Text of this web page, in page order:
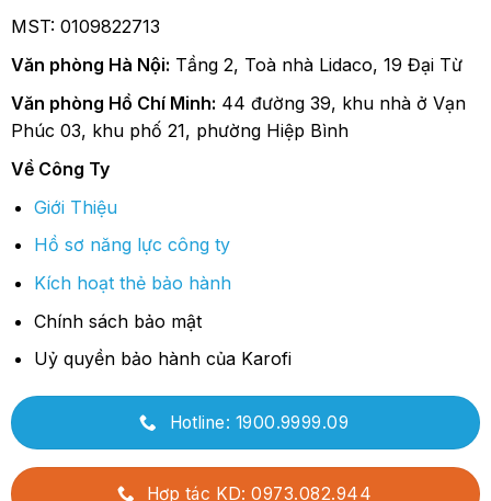
MST: 0109822713
Văn phòng Hà Nội: Tầng 2, Toà nhà Lidaco, 19 Đại Từ
Văn phòng Hồ Chí Minh: 44 đường 39, khu nhà ở Vạn
Phúc 03, khu phố 21, phường Hiệp Bình
Về Công Ty
Giới Thiệu
Hồ sơ năng lực công ty
Kích hoạt thẻ bảo hành
Chính sách bảo mật
Uỷ quyền bảo hành của Karofi
Hotline: 1900.9999.09
Hợp tác KD: 0973.082.944